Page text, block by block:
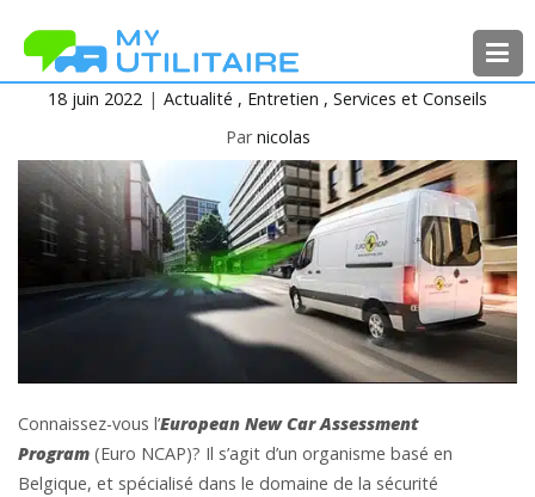
contenu
MyUtilitaire
Toute l’actualité des véhicules
18 juin 2022 Actualité Entretien
Services et Conseils
Parnicolas
Connaissez-vous l’European New Car Assessment
Program (Euro NCAP)? Il s’agit d’un organisme basé en
Belgique, et spécialisé dans le domaine de la sécurité